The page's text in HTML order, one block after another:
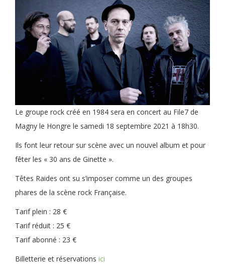
Le groupe rock créé en 1984 sera en concert au File7 de
Magny le Hongre le samedi 18 septembre 2021 à 18h30.
Ils font leur retour sur scène avec un nouvel album et pour
fêter les « 30 ans de Ginette ».
Têtes Raides ont su s’imposer comme un des groupes
phares de la scène rock Française.
Tarif plein : 28 €
Tarif réduit : 25 €
Tarif abonné : 23 €
Billetterie et réservations ici